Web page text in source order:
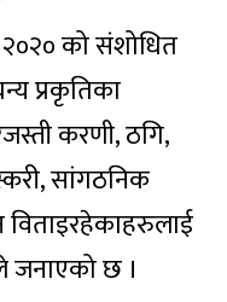
२०२० को संशोधित
प्रकृतिका
करणी, ठगि,
सांगठनिक
जनाएको छ ।